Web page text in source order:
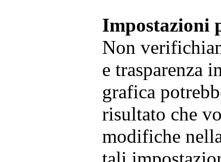
Impostazioni
Non
e trasparenza
grafica
risultato che
modifiche